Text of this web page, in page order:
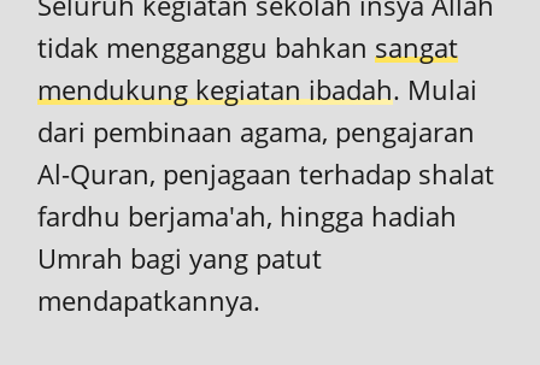
tidak mengganggu bahkansangat
mendukung kegiatan ibadah. Mulai
dari pembinaan agama, pengajaran
Al-Quran, penjagaan terhadap shalat
fardhu berjama'ah, hingga hadiah
Umrah bagi yang patut
mendapatkannya.